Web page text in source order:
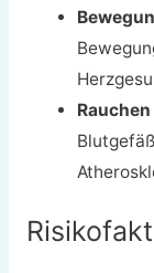
Rauchen